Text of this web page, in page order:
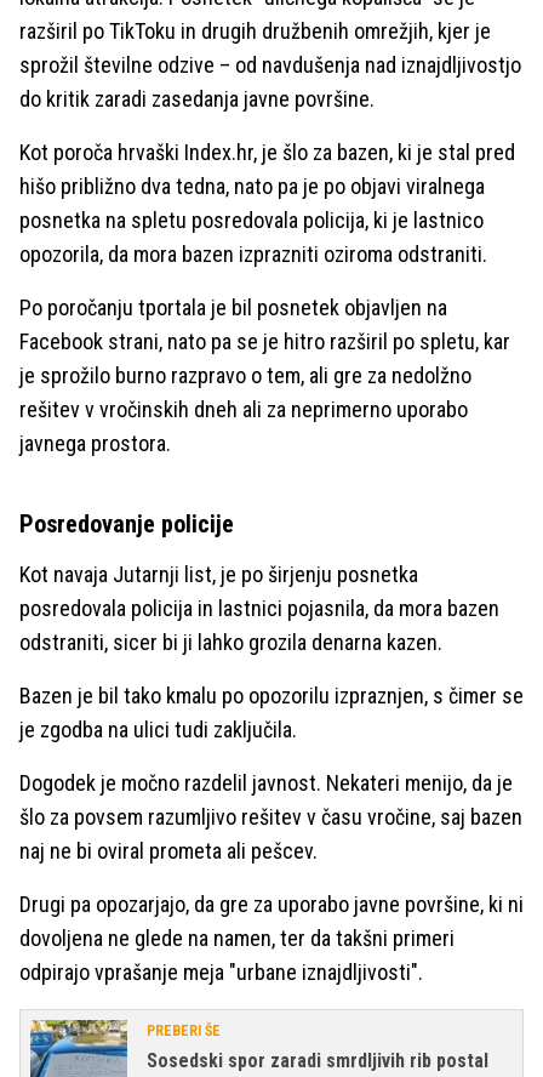
razširil po TikToku in drugih družbenih omrežjih, kjer je
sprožil številne odzive – od navdušenja nad iznajdljivostjo
do kritik zaradi zasedanja javne površine.
Kot poroča hrvaški Index.hr, je šlo za bazen, ki je stal pred
hišo približno dva tedna, nato pa je po objavi viralnega
posnetka na spletu posredovala policija, ki je lastnico
opozorila, da mora bazen izprazniti oziroma odstraniti.
Po poročanju tportala je bil posnetek objavljen na
Facebook strani, nato pa se je hitro razširil po spletu, kar
je sprožilo burno razpravo o tem, ali gre za nedolžno
rešitev v vročinskih dneh ali za neprimerno uporabo
javnega prostora.
Posredovanje policije
Kot navaja Jutarnji list, je po širjenju posnetka
posredovala policija in lastnici pojasnila, da mora bazen
odstraniti, sicer bi ji lahko grozila denarna kazen.
Bazen je bil tako kmalu po opozorilu izpraznjen, s čimer se
je zgodba na ulici tudi zaključila.
Dogodek je močno razdelil javnost. Nekateri menijo, da je
šlo za povsem razumljivo rešitev v času vročine, saj bazen
naj ne bi oviral prometa ali pešcev.
Drugi pa opozarjajo, da gre za uporabo javne površine, ki ni
dovoljena ne glede na namen, ter da takšni primeri
odpirajo vprašanje meja "urbane iznajdljivosti".
PREBERI ŠE
Sosedski spor zaradi smrdljivih rib postal